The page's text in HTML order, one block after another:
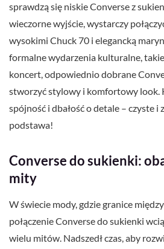
sprawdzą się niskie Converse z
wieczorne wyjście, wystarczy
wysokimi Chuck 70 i elegancką
formalne wydarzenia kulturalne,
koncert, odpowiednio dobrane
stworzyć stylowy i komfortowy look.
spójność i dbałość o detale – czyste
podstawa!
Converse do sukienki:
mity
W świecie mody, gdzie granice
połączenie Converse do sukienki
wielu mitów. Nadszedł czas, aby